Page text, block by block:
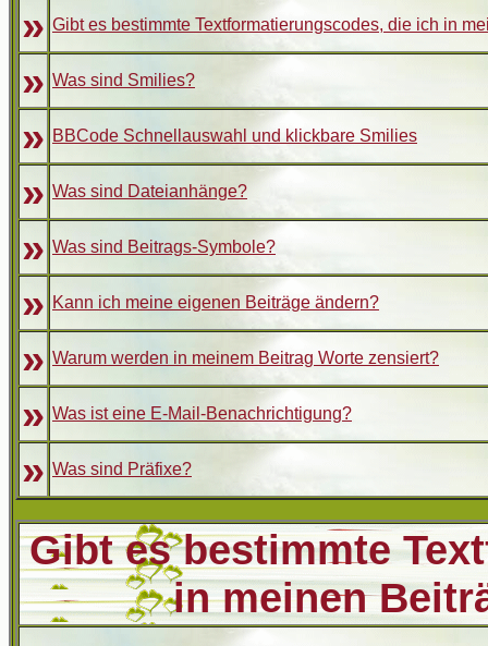
» Gibt es bestimmte Textformatierungscodes, die ich in
» Was sind Smilies?
» BBCode Schnellauswahl und klickbare Smilies
» Was sind Dateianhänge?
» Was sind Beitrags-Symbole?
» Kann ich meine eigenen Beiträge ändern?
» Warum werden in meinem Beitrag Worte zensiert?
» Was ist eine E-Mail-Benachrichtigung?
» Was sind Präfixe?
Gibt es bestimmte
in meinen